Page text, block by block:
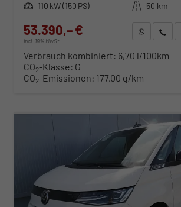
Leistung 110 kW (150 PS) Kilometerstand 50 km
53.390,– €
incl. 19% MwSt.
WhatsApp
Wir
Verbrauch kombiniert: 6,70 l/100km
CO2-Klasse: G
CO2-Emissionen: 177,00 g/km